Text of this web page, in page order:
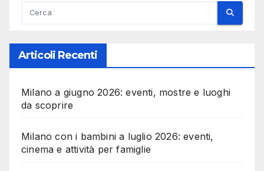
Articoli Recenti
Milano a giugno 2026: eventi, mostre e luoghi
da scoprire
Milano con i bambini a luglio 2026: eventi,
cinema e attività per famiglie